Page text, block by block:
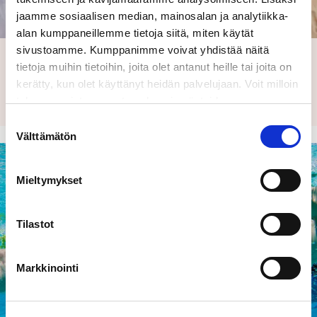
jaamme sosiaalisen median, mainosalan ja analytiikka-
alan kumppaneillemme tietoja siitä, miten käytät
sivustoamme. Kumppanimme voivat yhdistää näitä
tietoja muihin tietoihin, joita olet antanut heille tai joita on
kerätty, kun olet käyttänyt heidän palvelujaan. Voit milloin
tahansa poistaa suostumuksesi evästeiden
valinta
Välttämätön
Mieltymykset
Tilastot
Markkinointi
Asiantuntijapalvelut
Tutustu, miten asiantuntijapalvelut auttavat parantamaan
energiatehokkuutta ja säästämään kustannuksissa.